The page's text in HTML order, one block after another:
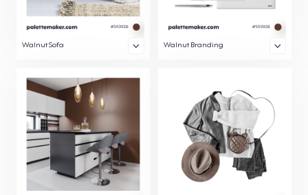
Walnut Sofa Walnut Branding